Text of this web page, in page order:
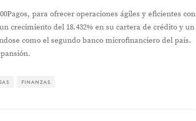
para ofrecer operaciones ágiles y eficientes con
crecimiento del 18.432% en su cartera de crédito y un
como el segundo banco microfinanciero del país.
FINANZAS